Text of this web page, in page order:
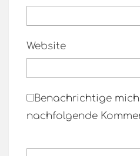
Website
Benachrichtige
nachfolgende